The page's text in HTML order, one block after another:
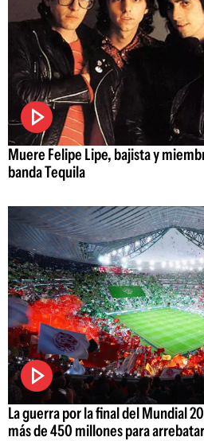
Muere Felipe Lipe, bajista y
banda Tequila
La guerra por la final del Mundial
más de 450 millones para